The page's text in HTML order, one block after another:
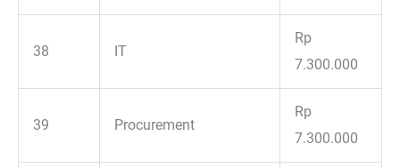
38 IT
Rp
7.300.000
39 Procurement
Rp
7.300.000